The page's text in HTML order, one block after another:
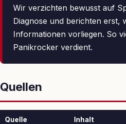
Wir verzichten bewusst auf
Diagnose und berichten erst,
Informationen vorliegen. So
Panikrocker verdient.
Quellen
Quelle Inhalt